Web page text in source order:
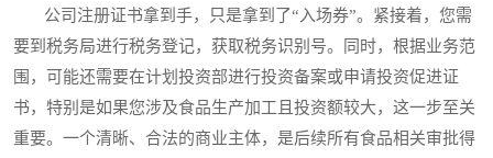
公司注册证书拿到手，只是拿到了“入场券”。紧接着，您需
要到税务局进行税务登记，获取税务识别号。同时，根据业务范
围，可能还需要在计划投资部进行投资备案或申请投资促进证
书，特别是如果您涉及食品生产加工且投资额较大，这一步至关
重要。一个清晰、合法的商业主体，是后续所有食品相关审批得